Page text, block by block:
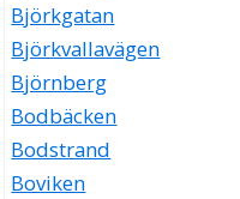
Björkgatan
Björkvallavägen
Björnberg
Bodbäcken
Bodstrand
Boviken